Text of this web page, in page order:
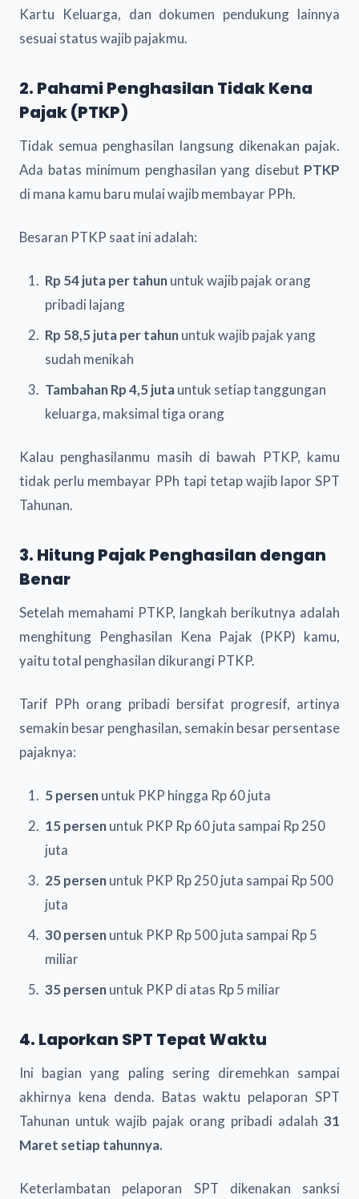
Kartu Keluarga, dan dokumen pendukung lainnya
sesuai status wajib pajakmu.
2. Pahami Penghasilan Tidak Kena
Pajak (PTKP)
Tidak semua penghasilan langsung dikenakan pajak.
Ada batas minimum penghasilan yang disebut PTKP
di mana kamu baru mulai wajib membayar PPh.
Besaran PTKP saat ini adalah:
Rp 54 juta per tahununtuk wajib pajak orang
pribadi lajang
Rp 58,5 juta per tahununtuk wajib pajak yang
sudah menikah
Tambahan Rp 4,5 jutauntuk setiap tanggungan
keluarga, maksimal tiga orang
Kalau penghasilanmu masih di bawah PTKP, kamu
tidak perlu membayar PPh tapi tetap wajib lapor SPT
Tahunan.
3. Hitung Pajak Penghasilan dengan
Benar
Setelah memahami PTKP, langkah berikutnya adalah
menghitung Penghasilan Kena Pajak (PKP) kamu,
yaitu total penghasilan dikurangi PTKP.
Tarif PPh orang pribadi bersifat progresif, artinya
semakin besar penghasilan, semakin besar persentase
pajaknya:
5 persenuntuk PKP hingga Rp 60 juta
15 persenuntuk PKP Rp 60 juta sampai Rp 250
juta
25 persenuntuk PKP Rp 250 juta sampai Rp 500
juta
30 persenuntuk PKP Rp 500 juta sampai Rp 5
miliar
35 persenuntuk PKP di atas Rp 5 miliar
4. Laporkan SPT Tepat Waktu
Ini bagian yang paling sering diremehkan sampai
akhirnya kena denda. Batas waktu pelaporan SPT
Tahunan untuk wajib pajak orang pribadi adalah 31
Maret setiap tahunnya.
Keterlambatan pelaporan SPT dikenakan sanksi